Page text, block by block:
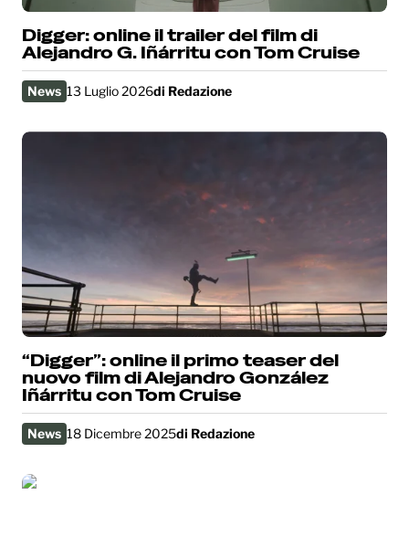
Digger: online il trailer del film di
Alejandro G. Iñárritu con Tom Cruise
News 13 Luglio 2026di Redazione
“Digger”: online il primo teaser del
nuovo film di Alejandro González
Iñárritu con Tom Cruise
News 18 Dicembre 2025di Redazione